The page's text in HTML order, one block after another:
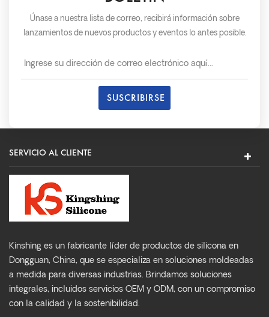
Únase a nuestra lista de correo, recibirá información sobre
lanzamientos de nuevos productos y eventos lo antes posible.
SERVICIO AL CLIENTE
Kinshing es un fabricante líder de productos de silicona en
Dongguan, China, que se especializa en soluciones moldeadas
a medida para diversas industrias. Brindamos soluciones
integrales, incluidos servicios OEM y ODM, con un compromiso
con la calidad y la sostenibilidad.